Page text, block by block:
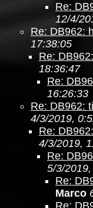
Re:
12/4/
Re: DB962:
17:38:05
Re:
18:36:47
Re:
16:26:33
Re: DB962:
4/3/2019,
Re:
4/3/2019,
Re:
5/3/
Re:
Marco
Re: